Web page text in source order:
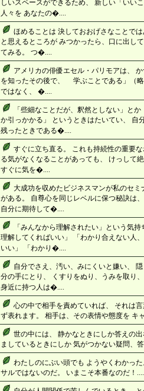
しいスペースができるため、 新しい「いい
人々を あなたの�....
ほめることは 決しておおげさなことで
と思えるところが みつかったら、口に出し
てみる。 つ�....
アメリカの俳優エセル・パリモアは、
を知ったその後で、 学ぶことである」（
ではなく、 �....
「些細なことだが、釈然としない」と
か引っかかる」 というときはたいてい、 自
残ったときである�....
すぐに立ち直る。 これも持続性の重要
る気がなくなることがあっても、 けっして
すぐに気を�....
大成功を収めたビジネスマンが私のセ
がある。 自尊心を同じレベルに保つ秘訣は
自分に期待して�....
「みんなから理解されたい」という気
理解してくればいい」 「わかり合えない
いい」 「わかり�....
自分でさえ、汚い、みにくいと嫌い、
分の手にとり、 くすりをぬり、うみを取り
身近に持つ人は�....
心の中で相手を責めていれば、 それは
ず表れます。 相手は、その表情や態度を キ
世の中には、 静かなときにしか答えの
ましているときにしか 気がつかない疑問、
わたしのにぶい頭でも ようやくわかっ
サルではないのだ。 いまこそ本番なのだ！